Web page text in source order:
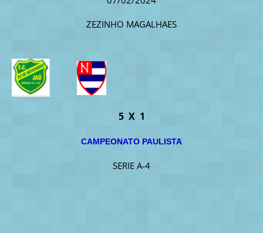
ZEZINHO MAGALHAES
5 X 1
CAMPEONATO PAULISTA
SERIE A-4